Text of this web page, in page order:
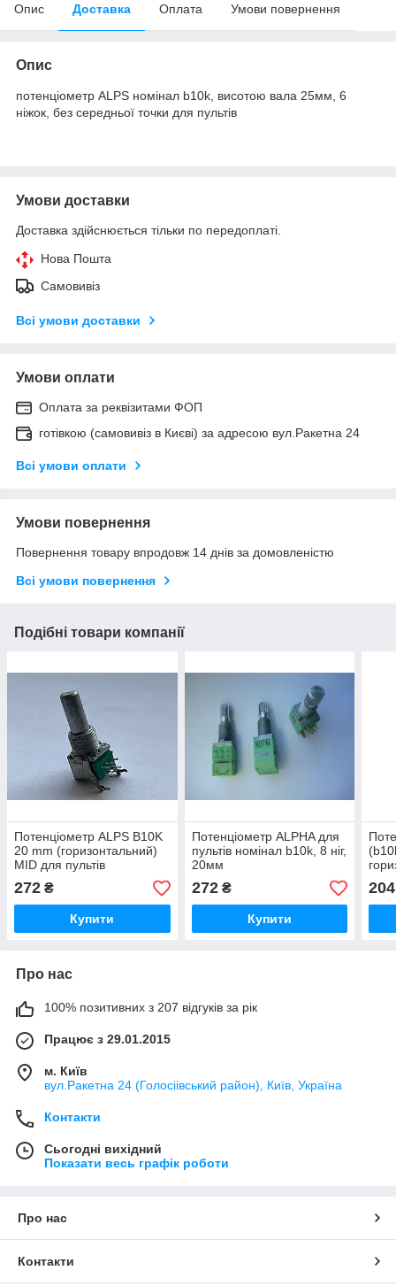
Опис Доставка Оплата Умови повернення
Опис
потенціометр ALPS номінал b10k, висотою вала 25мм, 6
ніжок, без середньої точки для пультів
Умови доставки
Доставка здійснюється тільки по передоплаті.
Нова Пошта
Самовивіз
Всі умови доставки
Умови оплати
Оплата за реквізитами ФОП
готівкою (самовивіз в Києві) за адресою вул.Ракетна 24
Всі умови оплати
Умови повернення
Повернення товару впродовж 14 днів за домовленістю
Всі умови повернення
Подібні товари компанії
Потенціометр ALPS B10K
20 mm (горизонтальний)
MID для пультів
272 ₴
Купити
Потенціометр ALPHA для
пультів номінал b10k, 8 ніг,
20мм
272₴
Купити
для
204
Про нас
100% позитивних з 207 відгуків за рік
Працює з 29.01.2015
м. Київ
вул.Ракетна 24 (Голосіівський район), Київ, Україна
Контакти
Сьогодні вихідний
Показати весь графік роботи
Про нас
Контакти